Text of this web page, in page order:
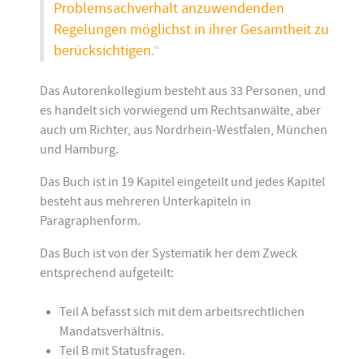
Problemsachverhalt anzuwendenden
Regelungen möglichst in ihrer Gesamtheit zu
berücksichtigen.“
Das Autorenkollegium besteht aus 33 Personen, und
es handelt sich vorwiegend um Rechtsanwälte, aber
auch um Richter, aus Nordrhein-Westfalen, München
und Hamburg.
Das Buch ist in 19 Kapitel eingeteilt und jedes Kapitel
besteht aus mehreren Unterkapiteln in
Paragraphenform.
Das Buch ist von der Systematik her dem Zweck
entsprechend aufgeteilt:
Teil A befasst sich mit dem arbeitsrechtlichen
Mandatsverhältnis.
Teil B mit Statusfragen.